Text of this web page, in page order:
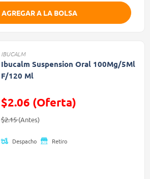
AGREGAR A LA BOLSA
IBUCALM
Ibucalm Suspension Oral 100Mg/5Ml
F/120 Ml
$2.06 (Oferta)
Precio reducido de
$2.15(Antes)(Oferta)
Despacho Retiro